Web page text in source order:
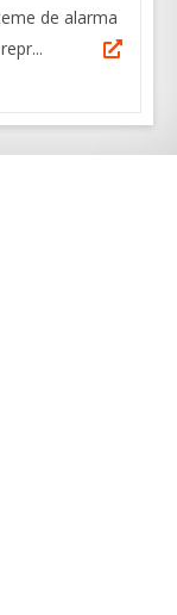
de alarma